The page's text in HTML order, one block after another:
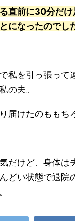
直前に30分だけ
になったのでし
私を引っ張って
の夫。
届けたのももち
だけど、身体は
どい状態で退院